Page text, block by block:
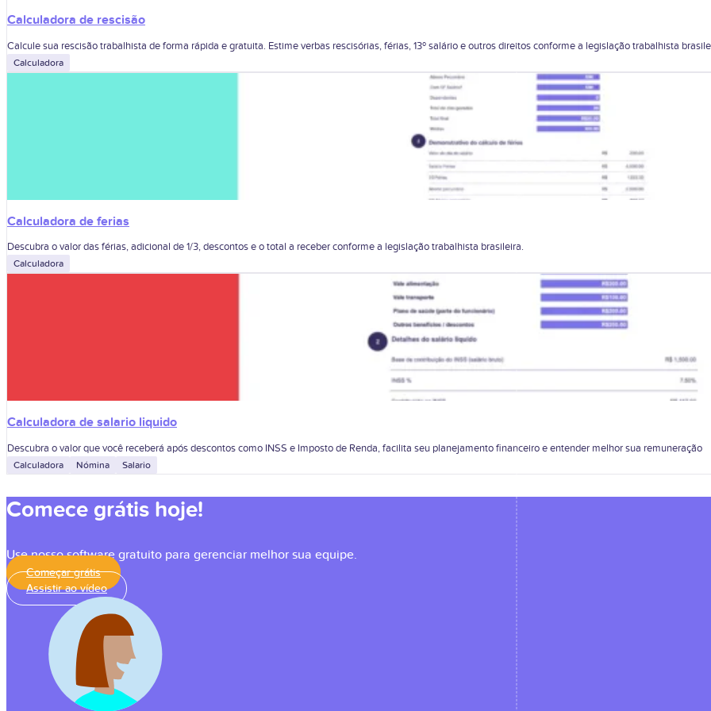
Calculadora de rescisão
Calcule sua rescisão trabalhista de forma rápida e gratuita. Estime verbas rescisórias, férias, 13º salário e outros direitos conforme a legislação trabalhista
Calculadora
Calculadora de ferias
Descubra o valor das férias, adicional de 1/3, descontos e o total a receber conforme a legislação trabalhista brasileira.
Calculadora
Calculadora de salario liquido
Descubra o valor que você receberá após descontos como INSS e Imposto de Renda, facilita seu planejamento financeiro e entender melhor sua remuneração
Calculadora Nómina Salario
Comece grátis hoje!
Use nosso software gratuito para gerenciar melhor sua equipe.
Começar grátis
Assistir ao vídeo